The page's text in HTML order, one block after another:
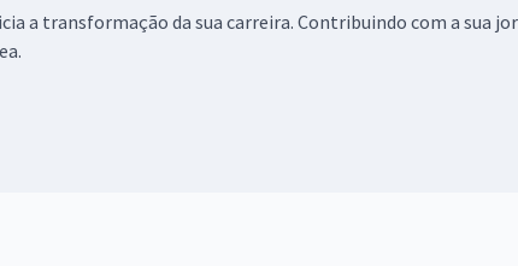
a transformação da sua carreira. Contribuindo com a sua